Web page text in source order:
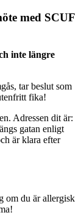
med SCUF
inte längre
tar beslut som
fika!
Adressen dit är:
gatan enligt
är klara efter
om du är allergisk